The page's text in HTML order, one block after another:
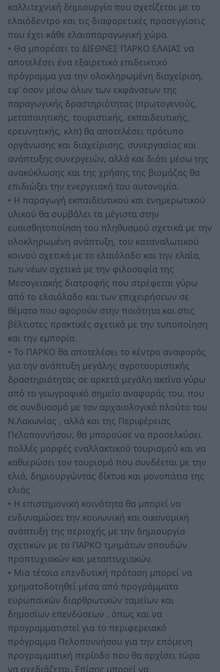
καλλιτεχνική δημιουργία που σχετίζεται με το
ελαιόδεντρο και τις διαφορετικές προσεγγίσεις
που έχει κάθε ελαιοπαραγωγική χώρα.
• Θα μπορέσει το ΔΙΕΘΝΕΣ ΠΑΡΚΟ ΕΛΑΙΑΣ να
αποτελέσει ένα εξαιρετικό επιδεικτικό
πρόγραμμα για την ολοκληρωμένη διαχείριση,
εφ’ όσον μέσω όλων των εκφάνσεων της
παραγωγικής δραστηριότητας (πρωτογενούς,
μεταποιητικής, τουριστικής, εκπαιδευτικής,
ερευνητικής, κλπ) θα αποτελέσει πρότυπο
οργάνωσης και διαχείρισης, συνεργασίας και
ανάπτυξης συνεργειών, αλλά και διότι μέσω της
ανακύκλωσης και της χρήσης της βιομάζας θα
επιδιώξει την ενεργειακή του αυτονομία.
• Η παραγωγή εκπαιδευτικού και ενημερωτικού
υλικού θα συμβάλει τα μέγιστα στην
ευαισθητοποίηση του πληθυσμού σχετικά με την
ολοκληρωμένη ανάπτυξη, του καταναλωτικού
κοινού σχετικά με το ελαιόλαδο και την ελαία,
των νέων σχετικά με την φιλοσοφία της
Μεσογειακής διατροφής που στρέφεται γύρω
από το ελαιόλαδο και των επιχειρήσεων σε
θέματα που αφορούν στην ποιότητα και στις
βέλτιστες πρακτικές σχετικά με την τυποποίηση
και την εμπορία.
• Το ΠΑΡΚΟ θα αποτελέσει το κέντρο αναφοράς
για την ανάπτυξη μεγάλης αγροτουριστικής
δραστηριότητας σε αρκετά μεγάλη ακτίνα γύρω
από το γεωγραφικό σημείο αναφοράς του, που
σε συνδυασμό με τον αρχαιολογικό πλούτο του
Ν.Λακωνίας , αλλά και της Περιφέρειας
Πελοποννήσου, θα μπορούσε να προσελκύσει
πολλές μορφές εναλλακτικού τουρισμού και να
καθιερώσει τον τουρισμό που συνδέεται με την
ελιά, δημιουργώντας δίκτυα και μονοπάτια της
ελιάς
• Η επιστημονική κοινότητα θα μπορεί να
ενδυναμώσει την κοινωνική και οικονομική
ανάπτυξη της περιοχής με την δημιουργία
σχετικών με το ΠΑΡΚΟ τμημάτων σπουδών
προπτυχιακών και μεταπτυχιακών.
• Μια τέτοια επενδυτική πρόταση μπορεί να
χρηματοδοτηθεί μέσα από προγράμματα
ευρωπαϊκών διαρθρωτικών ταμείων και
δημοσίων επενδύσεων , όπως και να
προγραμματιστεί για το περιφερειακό
πρόγραμμα Πελοποννήσου για την επόμενη
προγραμματική περίοδο που θα αρχίσει τώρα
να σχεδιάζεται. Επίσης μπορεί να